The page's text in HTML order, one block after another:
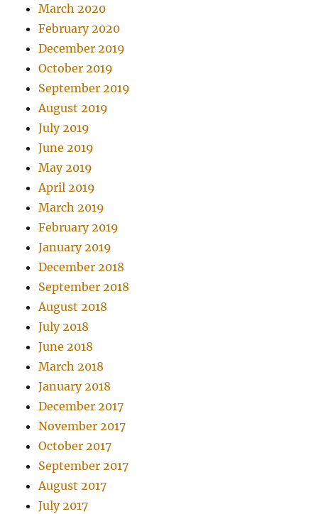
March 2020
February 2020
December 2019
October 2019
September 2019
August 2019
July 2019
June 2019
May 2019
April 2019
March 2019
February 2019
January 2019
December 2018
September 2018
August 2018
July 2018
June 2018
March 2018
January 2018
December 2017
November 2017
October 2017
September 2017
August 2017
July 2017